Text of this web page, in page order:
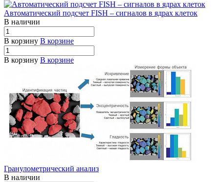
Автоматический подсчет FISH – сигналов в ядрах клеток
В наличии
В корзину В корзине
В корзину В корзине
Гранулометрический анализ
В наличии